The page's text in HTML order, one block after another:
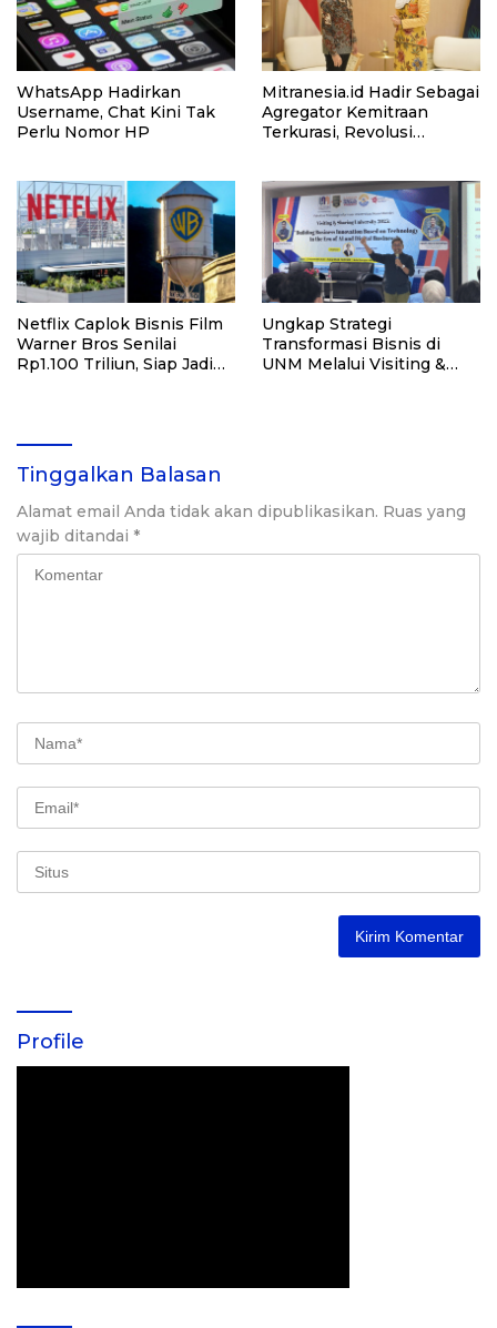
WhatsApp Hadirkan
Username, Chat Kini Tak
Perlu Nomor HP
Mitranesia.id Hadir Sebagai
Agregator Kemitraan
Terkurasi, Revolusi
Netflix Caplok Bisnis Film
Warner Bros Senilai
Rp1.100 Triliun, Siap Jadi
Ungkap Strategi
Transformasi Bisnis di
UNM Melalui Visiting &
Tinggalkan Balasan
Alamat email Anda tidak akan dipublikasikan. Ruas yang
wajib ditandai *
Profile